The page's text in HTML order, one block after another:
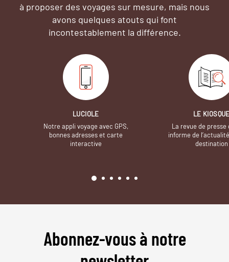
à proposer des voyages sur mesure, mais nous
avons quelques atouts qui font
incontestablement la différence.
LUCIOLE
Notre appli voyage avec GPS,
bonnes adresses et carte
interactive
LE
La revue de presse
informe de
destination
Abonnez-vous à notre